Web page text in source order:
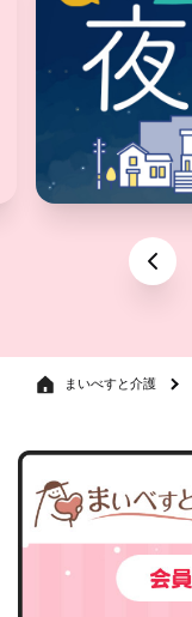
まいべすと介護